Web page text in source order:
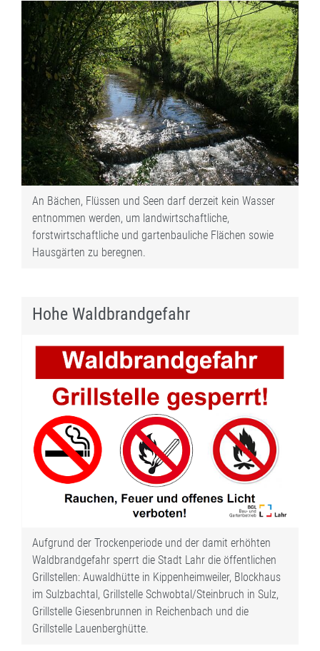
An Bächen, Flüssen und Seen darf derzeit kein Wasser
entnommen werden, um landwirtschaftliche,
forstwirtschaftliche und gartenbauliche Flächen sowie
Hausgärten zu beregnen.
Hohe Waldbrandgefahr
Aufgrund der Trockenperiode und der damit erhöhten
Waldbrandgefahr sperrt die Stadt Lahr die öffentlichen
Grillstellen: Auwaldhütte in Kippenheimweiler, Blockhaus
im Sulzbachtal, Grillstelle Schwobtal/Steinbruch in Sulz,
Grillstelle Giesenbrunnen in Reichenbach und die
Grillstelle Lauenberghütte.